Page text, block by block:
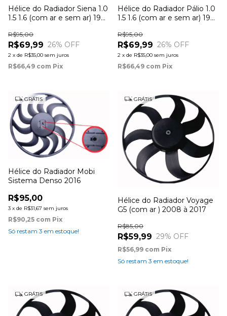
Hélice do Radiador Siena 1.0
1.5 1.6 (com ar e sem ar) 1996
R$69,99
R$95,00
26% OFF
2 x de R$35,00 sem juros
R$66,49 com Pix
Hélice do Radiador Pálio 1.0
1.5 1.6 (com ar e sem ar) 1996
R$69,99
R$95,00
26% OFF
2 x de R$35,00 sem juros
R$66,49 com Pix
GRÁTIS
Hélice do Radiador Mobi
Sistema Denso 2016
R$95,00
3 x de R$31,67 sem juros
R$90,25 com Pix
Só restam 3 em estoque!
GRÁTIS
Hélice do Radiador Voyage
G5 (com ar ) 2008 à 2017
R$59,99
R$85,00
29% OFF
R$56,99 com Pix
Só restam 3 em estoque!
GRÁTIS GRÁTIS